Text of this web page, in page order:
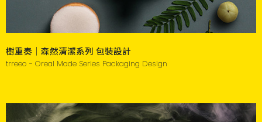
樹重奏｜森然清潔系列 包裝設計
trreeo - Oreal Made Series Packaging Design